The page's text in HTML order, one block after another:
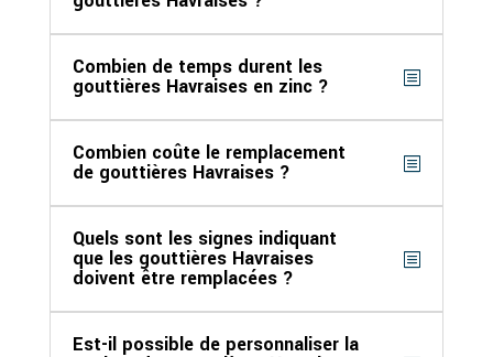
Combien de temps durent les
gouttières Havraises en zinc ?
Combien coûte le remplacement
de gouttières Havraises ?
Quels sont les signes indiquant
que les gouttières Havraises
doivent être remplacées ?
Est-il possible de personnaliser la